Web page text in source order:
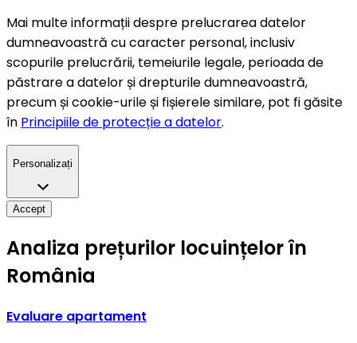
Mai multe informații despre prelucrarea datelor
dumneavoastră cu caracter personal, inclusiv
scopurile prelucrării, temeiurile legale, perioada de
păstrare a datelor și drepturile dumneavoastră,
precum și cookie-urile și fișierele similare, pot fi găsite
în Principiile de protecție a datelor.
Personalizați
Accept
Analiza prețurilor locuințelor în
România
Evaluare apartament